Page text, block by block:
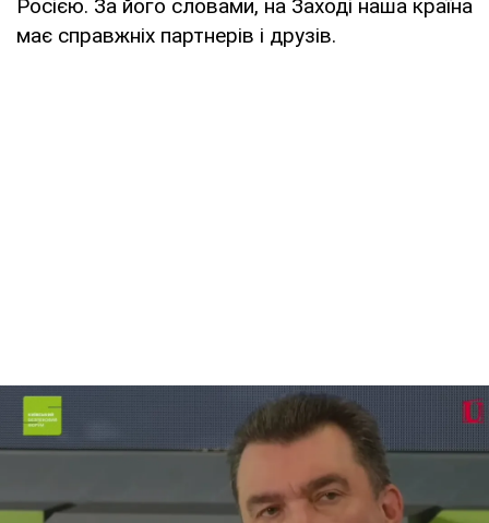
Росією. За його словами, на Заході наша країна
має справжніх партнерів і друзів.